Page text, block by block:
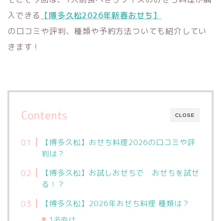
入できる 【博多久松2026年新春おせち】
の口コミや評判、種類や予約方法ついても紹介してい
きます！
CLOSE
Contents
【博多久松】おせち料理2026の口コミや評
判は？
【博多久松】お試しおせちで おせちを試せ
る！？
【博多久松】2026年おせち料理 種類は？
1名向け